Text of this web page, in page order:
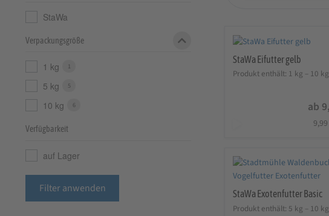
StaWa Eifutter gelb
Produkt enthält: 1 kg – 10 kg
ab
9,99
StaWa Exotenfutter Basic
Produkt enthält: 5 kg – 10 kg
StaWa
Verpackungsgröße
1 kg 1
5 kg 5
10 kg 6
Verfügbarkeit
auf Lager
Filter anwenden